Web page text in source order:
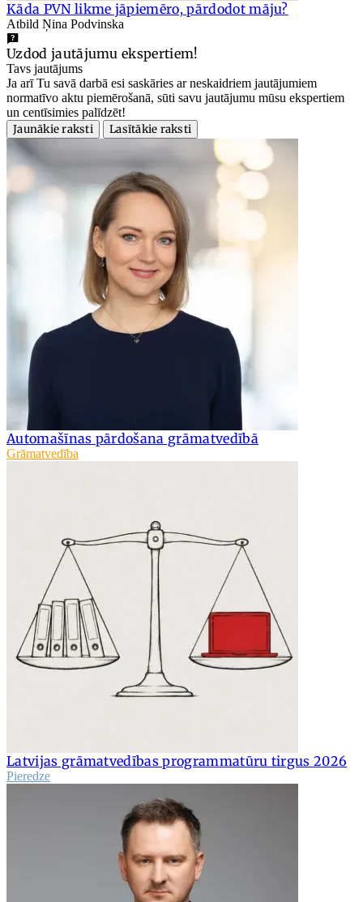
Kāda PVN likme jāpiemēro, pārdodot māju?
Atbild Ņina Podvinska
Uzdod jautājumu ekspertiem!
Tavs jautājums
Ja arī Tu savā darbā esi saskāries ar neskaidriem jautājumiem
normatīvo aktu piemērošanā, sūti savu jautājumu mūsu ekspertiem
un centīsimies palīdzēt!
Jaunākie raksti
Lasītākie raksti
Automašīnas pārdošana grāmatvedībā
Grāmatvedība
Latvijas grāmatvedības programmatūru tirgus 2026
Pieredze